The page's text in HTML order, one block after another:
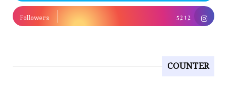
5212
Followers
COUNTER